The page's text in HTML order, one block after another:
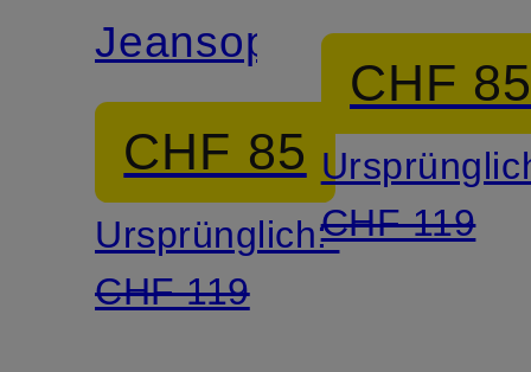
Jeansoptik
CHF 85
Ursprünglich:
CHF 119
CHF
CHF 119